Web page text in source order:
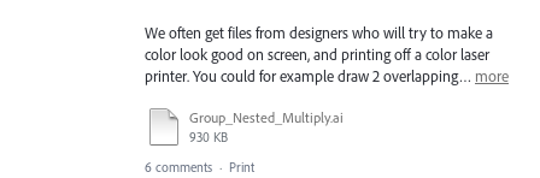
We often get files from designers who will try to make a
color look good on screen, and printing off a color laser
printer. You could for example draw 2 overlapping… more
Group_Nested_Multiply.ai
930 KB
6 comments · Print